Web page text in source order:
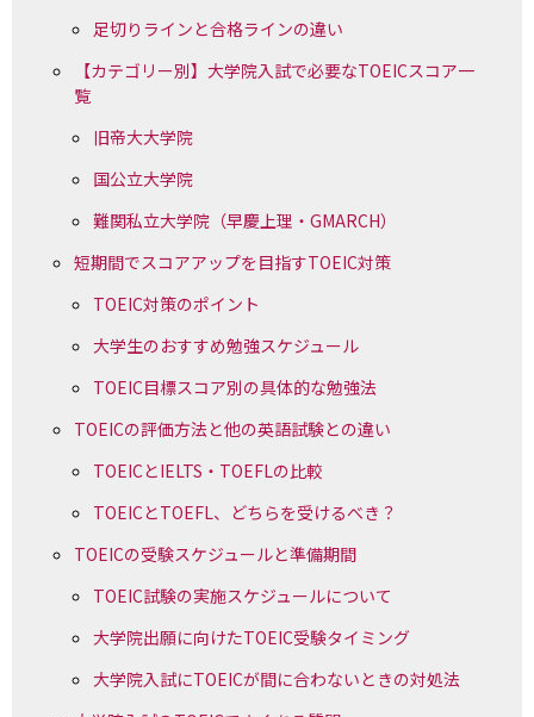
足切りラインと合格ラインの違い
【カテゴリー別】大学院入試で必要なTOEICスコア一
覧
旧帝大大学院
国公立大学院
難関私立大学院（早慶上理・GMARCH）
短期間でスコアアップを目指すTOEIC対策
TOEIC対策のポイント
大学生のおすすめ勉強スケジュール
TOEIC目標スコア別の具体的な勉強法
TOEICの評価方法と他の英語試験との違い
TOEICとIELTS・TOEFLの比較
TOEICとTOEFL、どちらを受けるべき？
TOEICの受験スケジュールと準備期間
TOEIC試験の実施スケジュールについて
大学院出願に向けたTOEIC受験タイミング
大学院入試にTOEICが間に合わないときの対処法